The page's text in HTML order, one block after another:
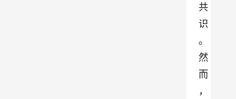
共
识
。
然
而
，